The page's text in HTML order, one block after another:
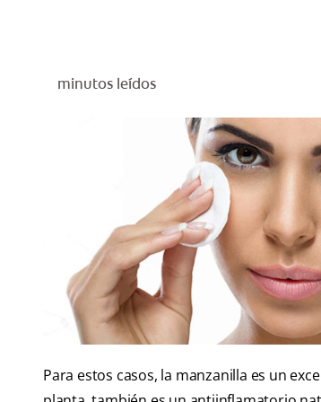
minutos leídos
Para estos casos, la manzanilla es un